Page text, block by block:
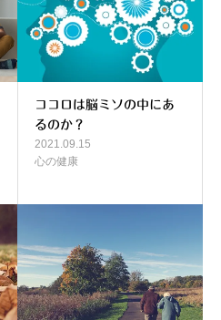
ココロは脳ミソの中にあ
るのか？
2021.09.15
心の健康